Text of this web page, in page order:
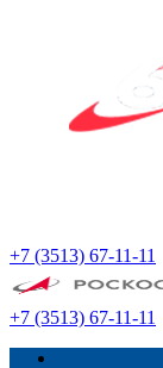
+7 (3513) 67-11-11
+7 (3513) 67-11-11